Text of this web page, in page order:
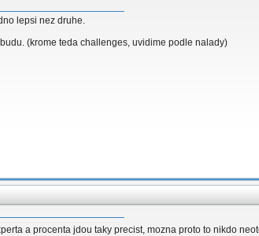
lepsi nez druhe.
(krome teda challenges, uvidime podle nalady)
a procenta jdou taky precist, mozna proto to nikdo